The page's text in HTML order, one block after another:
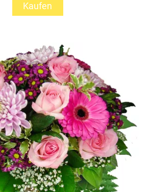
Kaufen